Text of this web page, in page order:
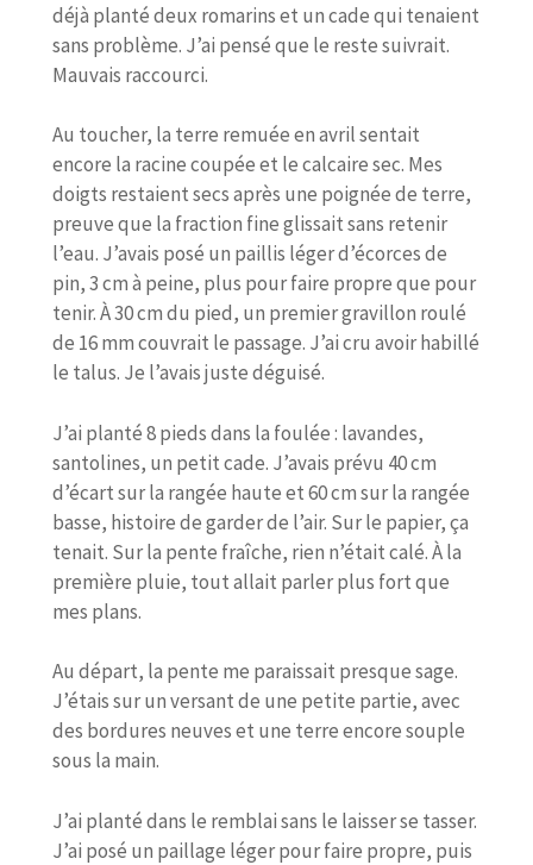
déjà planté deux romarins et un cade qui tenaient
sans problème. J’ai pensé que le reste suivrait.
Mauvais raccourci.
Au toucher, la terre remuée en avril sentait
encore la racine coupée et le calcaire sec. Mes
doigts restaient secs après une poignée de terre,
preuve que la fraction fine glissait sans retenir
l’eau. J’avais posé un paillis léger d’écorces de
pin, 3 cm à peine, plus pour faire propre que pour
tenir. À 30 cm du pied, un premier gravillon roulé
de 16 mm couvrait le passage. J’ai cru avoir habillé
le talus. Je l’avais juste déguisé.
J’ai planté 8 pieds dans la foulée : lavandes,
santolines, un petit cade. J’avais prévu 40 cm
d’écart sur la rangée haute et 60 cm sur la rangée
basse, histoire de garder de l’air. Sur le papier, ça
tenait. Sur la pente fraîche, rien n’était calé. À la
première pluie, tout allait parler plus fort que
mes plans.
Au départ, la pente me paraissait presque sage.
J’étais sur un versant de une petite partie, avec
des bordures neuves et une terre encore souple
sous la main.
J’ai planté dans le remblai sans le laisser se tasser.
J’ai posé un paillage léger pour faire propre, puis